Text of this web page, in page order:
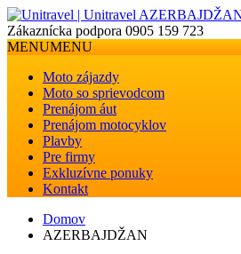
Zákaznícka podpora 0905 159 723
MENUMENU
Moto zájazdy
Moto so sprievodcom
Prenájom áut
Prenájom motocyklov
Plavby
Pre firmy
Exkluzívne ponuky
Kontakt
Domov
AZERBAJDŽAN